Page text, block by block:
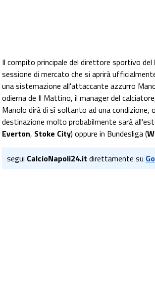
Il compito principale del direttore sportivo del
sessione di mercato che si aprirà
una sistemazione all'attaccante azzurro
odierna de Il Mattino, il manager del
Manolo dirà di sì soltanto ad una
destinazione molto probabilmente sarà
Everton, Stoke City) oppure in Bundesliga (
segui CalcioNapoli24.it direttamente su